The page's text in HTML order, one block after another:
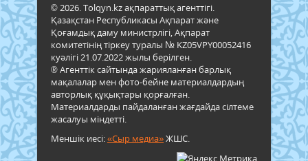
© 2026. Tolqyn.kz ақпараттық агенттігі.
Қазақстан Республикасы Ақпарат және
Қоғамдық даму министрлігі, Ақпарат
комитетінің тіркеу туралы № KZ05VPY00052416
куәлігі 21.07.2022 жылы берілген.
® Агенттік сайтында жарияланған барлық
мақалалар мен фото-бейне материалдардың
авторлық құқықтары қорғалған.
Материалдарды пайдаланған жағдайда сілтеме
жасалуы міндетті.
Меншік иесі:«Сыр медиа»ЖШС.